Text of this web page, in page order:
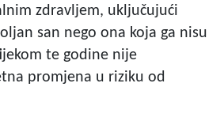
zdravljem, uključujući
san nego ona koja ga nisu
te godine nije
promjena u riziku od